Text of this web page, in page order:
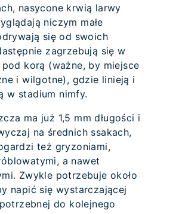
nasycone krwią larwy
niczym małe
się od swoich
zagrzebują się w
pod korą (ważne, by miejsce
i wilgotne), gdzie linieją i
w stadium nimfy.
ma już 1,5 mm długości i
na średnich ssakach,
też gryzoniami,
a nawet
Zwykle potrzebuje około
napić się wystarczającej
do kolejnego